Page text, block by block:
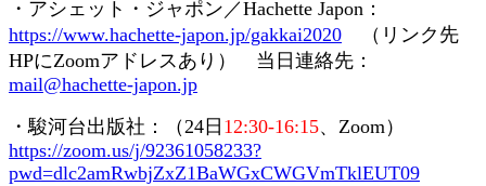
・アシェット・ジャポン／Hachette Japon ：
https://www.hachette-japon.jp/gakkai2020 （リンク先
HPにZoomアドレスあり） 当日連絡先：
mail@hachette-japon.jp
・駿河台出版社：（24 日 12:30-16:15、 Zoom）
https://zoom.us/j/92361058233?
pwd=dlc2amRwbjZxZ1BaWGxCWGVmTklEUT09